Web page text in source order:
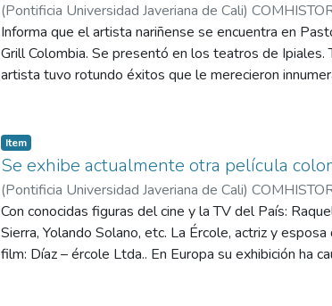
(Pontificia Universidad Javeriana de Cali)
Informa que el artista nariñense se encuentra en
Grill Colombia. Se presentó en los teatros de
artista tuvo rotundo éxitos que le merecieron
Item
Se exhibe actualmente otra película
(Pontificia Universidad Javeriana de Cali)
Con conocidas figuras del cine y la TV del País:
Sierra, Yolando Solano, etc. La Ércole, actriz y
film: Díaz – ércole Ltda.. En Europa su exhibición ha